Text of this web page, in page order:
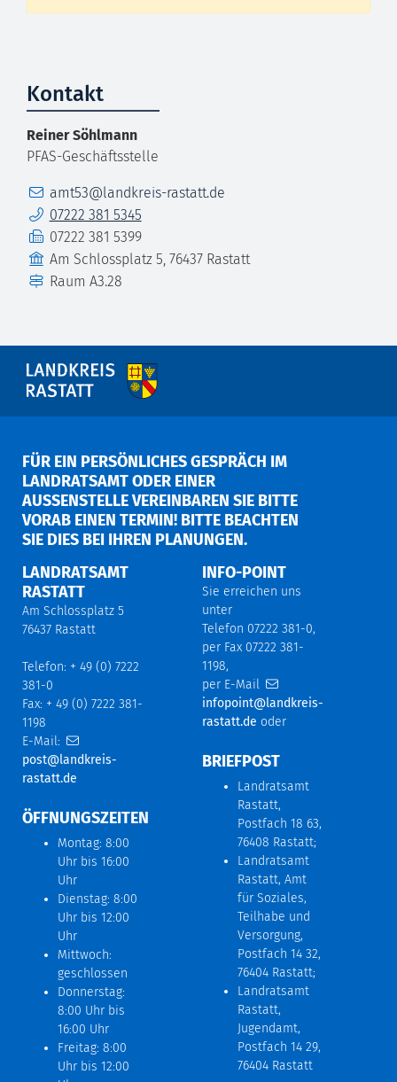
Kontakt
Reiner Söhlmann
PFAS-Geschäftsstelle
E-Mailamt53@landkreis-rastatt.de
Telefon07222 381 5345
Fax 07222 381 5399
Gebäude
Am Schlossplatz 5, 76437 Rastatt
Raum A3.28
FÜR EIN PERSÖNLICHES GESPRÄCH IM
LANDRATSAMT ODER EINER
AUSSENSTELLE VEREINBAREN SIE BITTE V
ORAB EINEN TERMIN! BITTE BEACHTEN S
IE DIES BEI IHREN PLANUNGEN.
LANDRATSAMT
RASTATT
Am Schlossplatz 5
76437 Rastatt
Telefon: + 49 (0) 7222
381-0
Fax: + 49 (0) 7222 381-
1198
E-Mail:
post@landkreis-
rastatt.de
ÖFFNUNGSZEITEN
Montag: 8:00
Uhr bis 16:00
Uhr
Dienstag: 8:00
Uhr bis 12:00
Uhr
Mittwoch:
geschlossen
Donnerstag:
8:00 Uhr bis
16:00 Uhr
Freitag: 8:00
Uhr bis 12:00
INFO-POINT
Sie erreichen uns
unter
Telefon 07222 381-0,
per Fax 07222 381-
1198,
per E-Mail
infopoint@landkreis-
rastatt.de oder
BRIEFPOST
Landratsamt
Rastatt,
Postfach 18 63,
76408 Rastatt;
Landratsamt
Rastatt, Amt
für Soziales,
Teilhabe und
Versorgung,
Postfach 14 32,
76404 Rastatt;
Landratsamt
Rastatt,
Jugendamt,
Postfach 14 29,
76404 Rastatt